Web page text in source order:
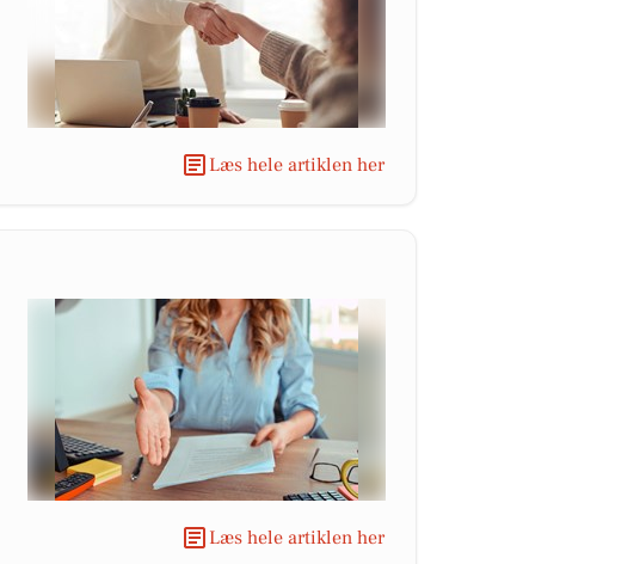
Læs hele artiklen her
Læs hele artiklen her